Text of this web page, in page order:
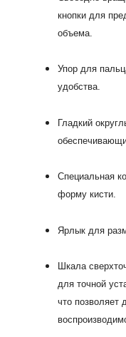
кнопки для
объема.
Упор для
удобства.
Гладкий
Специальная
форму кисти.
Ярлык для
Шкала
для точной
что позволяет